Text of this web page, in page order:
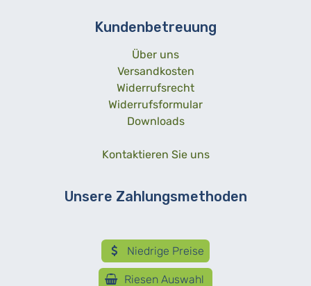
Kundenbetreuung
Über uns
Versandkosten
Widerrufsrecht
Widerrufsformular
Downloads
Kontaktieren Sie uns
Unsere Zahlungsmethoden
Niedrige Preise
Riesen Auswahl